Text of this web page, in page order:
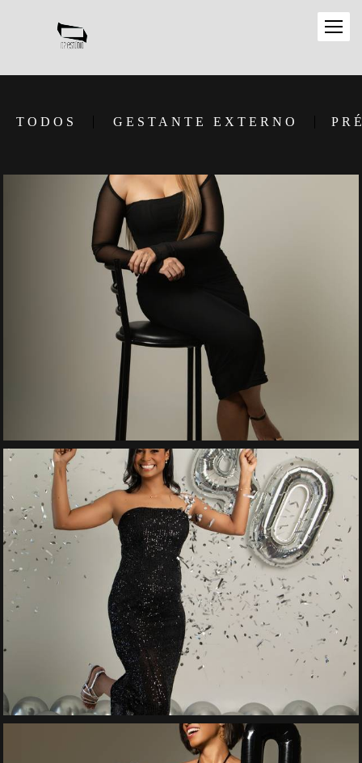
TODOS GESTANTE EXTERNO